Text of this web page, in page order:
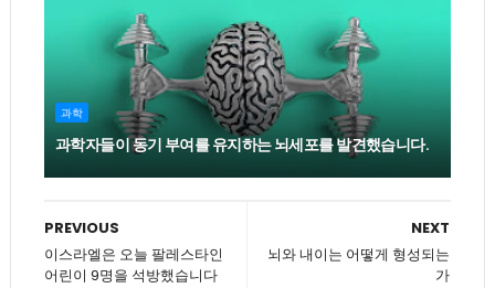
과학
과학자들이 동기 부여를 유지하는 뇌세포를 발견했습니다.
NEXT
뇌와 내이는 어떻게 형성되는
가
PREVIOUS
이스라엘은 오늘 팔레스타인
어린이 9명을 석방했습니다